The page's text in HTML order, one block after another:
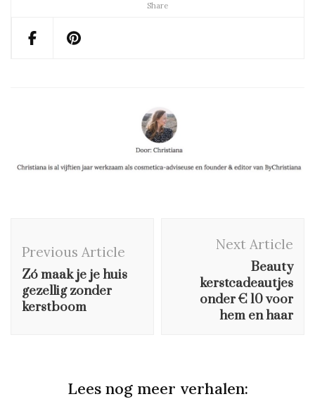
Share
Navigation
Previous Article
Zó maak je je huis
gezellig zonder
kerstboom
Next Article
Beauty
kerstcadeautjes
onder € 10 voor
hem en haar
Lees nog meer verhalen: